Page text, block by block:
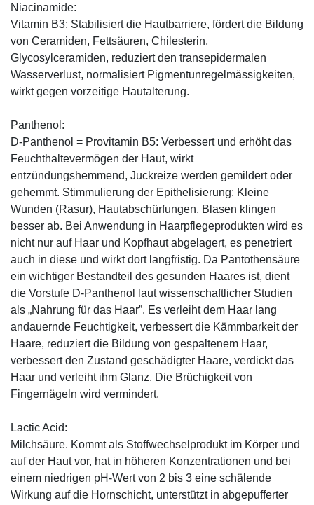
Niacinamide:
Vitamin B3: Stabilisiert die Hautbarriere, fördert die Bildung
von Ceramiden, Fettsäuren, Chilesterin,
Glycosylceramiden, reduziert den transepidermalen
Wasserverlust, normalisiert Pigmentunregelmässigkeiten,
wirkt gegen vorzeitige Hautalterung.
Panthenol:
D-Panthenol = Provitamin B5: Verbessert und erhöht das
Feuchthaltevermögen der Haut, wirkt
entzündungshemmend, Juckreize werden gemildert oder
gehemmt. Stimmulierung der Epithelisierung: Kleine
Wunden (Rasur), Hautabschürfungen, Blasen klingen
besser ab. Bei Anwendung in Haarpflegeprodukten wird es
nicht nur auf Haar und Kopfhaut abgelagert, es penetriert
auch in diese und wirkt dort langfristig. Da Pantothensäure
ein wichtiger Bestandteil des gesunden Haares ist, dient
die Vorstufe D-Panthenol laut wissenschaftlicher Studien
als „Nahrung für das Haar”. Es verleiht dem Haar lang
andauernde Feuchtigkeit, verbessert die Kämmbarkeit der
Haare, reduziert die Bildung von gespaltenem Haar,
verbessert den Zustand geschädigter Haare, verdickt das
Haar und verleiht ihm Glanz. Die Brüchigkeit von
Fingernägeln wird vermindert.
Lactic Acid:
Milchsäure. Kommt als Stoffwechselprodukt im Körper und
auf der Haut vor, hat in höheren Konzentrationen und bei
einem niedrigen pH-Wert von 2 bis 3 eine schälende
Wirkung auf die Hornschicht, unterstützt in abgepufferter